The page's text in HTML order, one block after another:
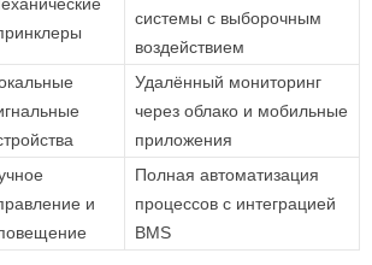
системы с выборочным
воздействием
Удалённый мониторинг
через облако и мобильные
приложения
и
Полная автоматизация
процессов с интеграцией
BMS